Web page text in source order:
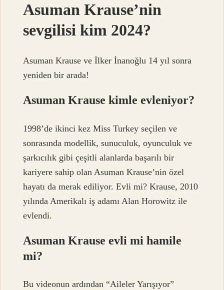
Asuman Krause’nin
sevgilisi kim 2024?
Asuman Krause ve İlker İnanoğlu 14 yıl sonra
yeniden bir arada!
Asuman Krause kimle evleniyor?
1998’de ikinci kez Miss Turkey seçilen ve
sonrasında modellik, sunuculuk, oyunculuk ve
şarkıcılık gibi çeşitli alanlarda başarılı bir
kariyere sahip olan Asuman Krause’nin özel
hayatı da merak ediliyor. Evli mi? Krause, 2010
yılında Amerikalı iş adamı Alan Horowitz ile
evlendi.
Asuman Krause evli mi hamile
mi?
Bu videonun ardından “Aileler Yarışıyor”